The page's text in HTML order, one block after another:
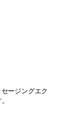
ージングエク